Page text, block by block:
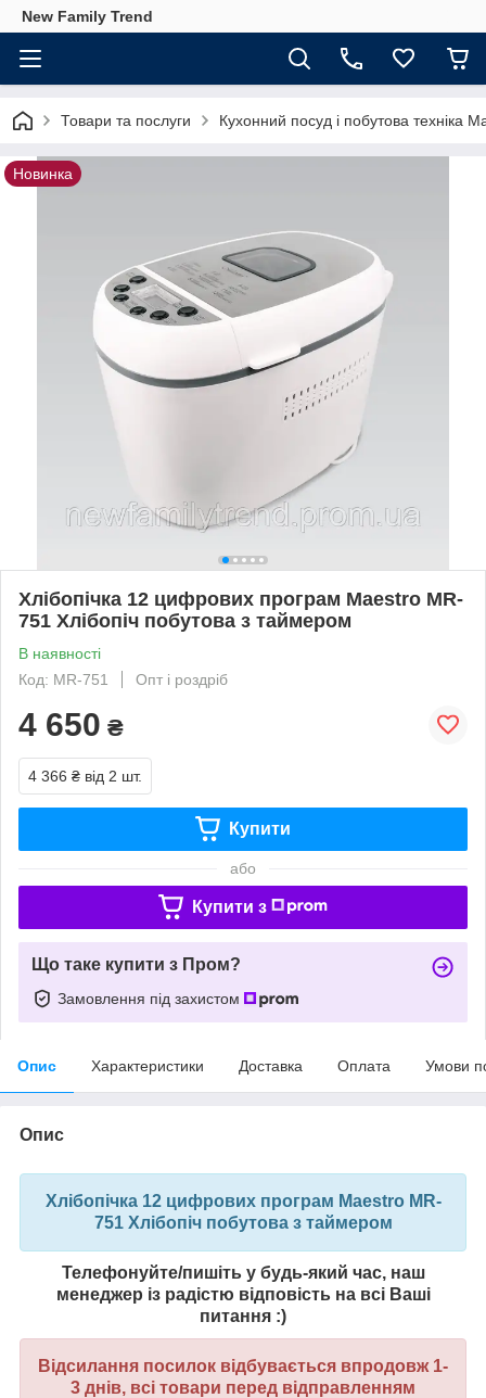
New Family Trend
Товари та послуги Кухонний посуд і побутова техніка
Новинка
Хлібопічка 12 цифрових програм Maestro MR-
751 Хлібопіч побутова з таймером
В наявності
Код: MR-751
Опт і роздріб
4 650 ₴
4 366 ₴ від 2 шт.
Купити
або
Купити з
Що таке купити з Пром?
Замовлення під захистом
Опис Характеристики Доставка Оплата Умови
Опис
Хлібопічка 12 цифрових програм Maestro MR-
751 Хлібопіч побутова з таймером
Телефонуйте/пишіть у будь-який час, наш
менеджер із радістю відповість на всі Ваші
питання :)
Відсилання посилок відбувається впродовж 1-
3 днів, всі товари перед відправленням